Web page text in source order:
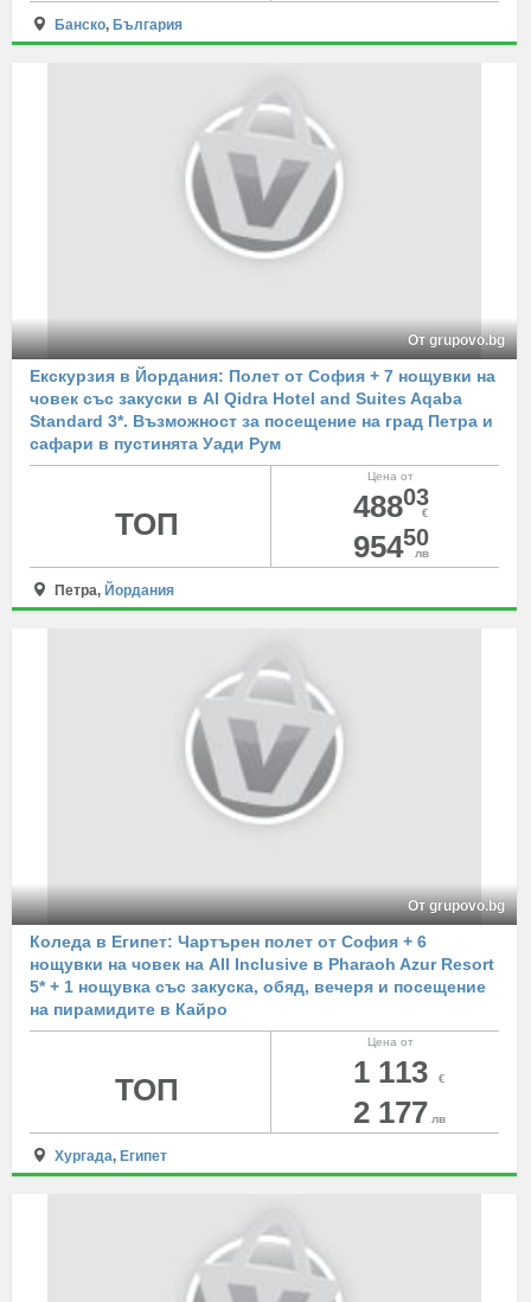
Банско, България
От grupovo.bg
Екскурзия в Йордания: Полет от София + 7 нощувки на
човек със закуски в Al Qidra Hotel and Suites Aqaba
Standard 3*. Възможност за посещение на град Петра и
сафари в пустинята Уади Рум
Цена от
48803
€
95450
лв
ТОП
Петра, Йордания
От grupovo.bg
Коледа в Египет: Чартърен полет от София + 6
нощувки на човек на All Inclusive в Pharaoh Azur Resort
5* + 1 нощувка със закуска, обяд, вечеря и посещение
на пирамидите в Кайро
Цена от
1 113 €
2 177 лв
ТОП
Хургада, Египет